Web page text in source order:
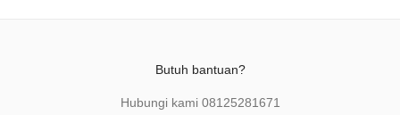
Butuh bantuan?
Hubungi kami 08125281671